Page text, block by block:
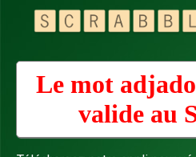
Le mot
valide au